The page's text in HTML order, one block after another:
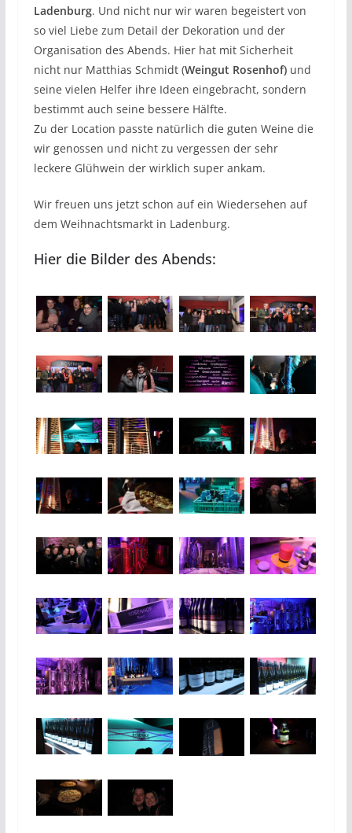
Ladenburg. Und nicht nur wir waren begeistert von
so viel Liebe zum Detail der Dekoration und der
Organisation des Abends. Hier hat mit Sicherheit
nicht nur Matthias Schmidt (Weingut Rosenhof) und
seine vielen Helfer ihre Ideen eingebracht, sondern
bestimmt auch seine bessere Hälfte.
Zu der Location passte natürlich die guten Weine die
wir genossen und nicht zu vergessen der sehr
leckere Glühwein der wirklich super ankam.
Wir freuen uns jetzt schon auf ein Wiedersehen auf
dem Weihnachtsmarkt in Ladenburg.
Hier die Bilder des Abends: